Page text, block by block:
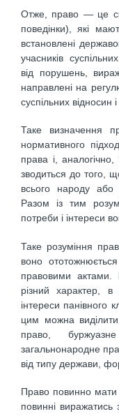
Отже, право — це
поведінки), які
встановлені
учасників
від порушень,
направлені на
суспільних відносин
Таке визначення
нормативного
права і,
зводиться до того,
всього народу або
Разом із тим
потреби і інтереси
Таке розуміння
воно
правовими
різний характер,
інтереси панівного
цим можна
право,
загальнонародне
від типу держави,
Право повинно мати
повинні виражатись